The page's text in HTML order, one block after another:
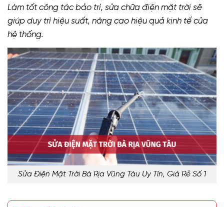
Làm tốt công tác bảo trì, sửa chữa điện mặt trời sẽ
giúp duy trì hiệu suất, nâng cao hiệu quả kinh tế của
hệ thống.
Sửa Điện Mặt Trời Bà Rịa Vũng Tàu Uy Tín, Giá Rẻ Số 1